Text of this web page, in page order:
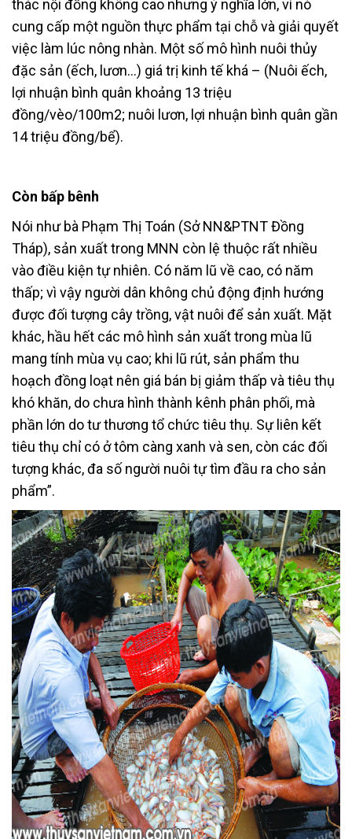
thác nội đồng không cao nhưng ý nghĩa lớn, vì nó
cung cấp một nguồn thực phẩm tại chỗ và giải quyết
việc làm lúc nông nhàn. Một số mô hình nuôi thủy
đặc sản (ếch, lươn…) giá trị kinh tế khá – (Nuôi ếch,
lợi nhuận bình quân khoảng 13 triệu
đồng/vèo/100m2; nuôi lươn, lợi nhuận bình quân gần
14 triệu đồng/bể).
Còn bấp bênh
Nói như bà Phạm Thị Toán (Sở NN&PTNT Đồng
Tháp), sản xuất trong MNN còn lệ thuộc rất nhiều
vào điều kiện tự nhiên. Có năm lũ về cao, có năm
thấp; vì vậy người dân không chủ động định hướng
được đối tượng cây trồng, vật nuôi để sản xuất. Mặt
khác, hầu hết các mô hình sản xuất trong mùa lũ
mang tính mùa vụ cao; khi lũ rút, sản phẩm thu
hoạch đồng loạt nên giá bán bị giảm thấp và tiêu thụ
khó khăn, do chưa hình thành kênh phân phối, mà
phần lớn do tư thương tổ chức tiêu thụ. Sự liên kết
tiêu thụ chỉ có ở tôm càng xanh và sen, còn các đối
tượng khác, đa số người nuôi tự tìm đầu ra cho sản
phẩm”.